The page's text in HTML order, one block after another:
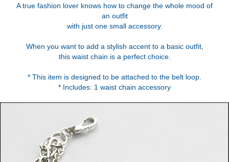
A true fashion lover knows how to change the whole mood of
an outfit
with just one small accessory.
When you want to add a stylish accent to a basic outfit,
this waist chain is a perfect choice.
* This item is designed to be attached to the belt loop.